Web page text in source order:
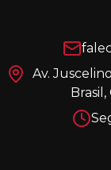
Av.